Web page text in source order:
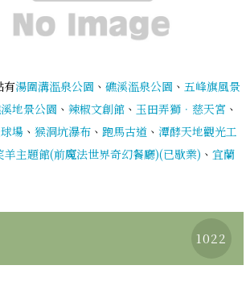
有湯圍溝溫泉公園 、 礁溪溫泉公園 、 五峰旗風景
地景公園 、 辣椒文創館 、 玉田弄獅．慈天宮 、
場 、 猴洞坑瀑布 、 跑馬古道 、 潭酵天地觀光工
主題館(前魔法世界奇幻餐廳)(已歇業) 、 宜蘭
1022